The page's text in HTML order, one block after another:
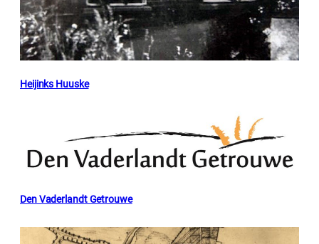
Heijinks Huuske
Den Vaderlandt Getrouwe